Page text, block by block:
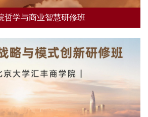
哲学与商业智慧研修班